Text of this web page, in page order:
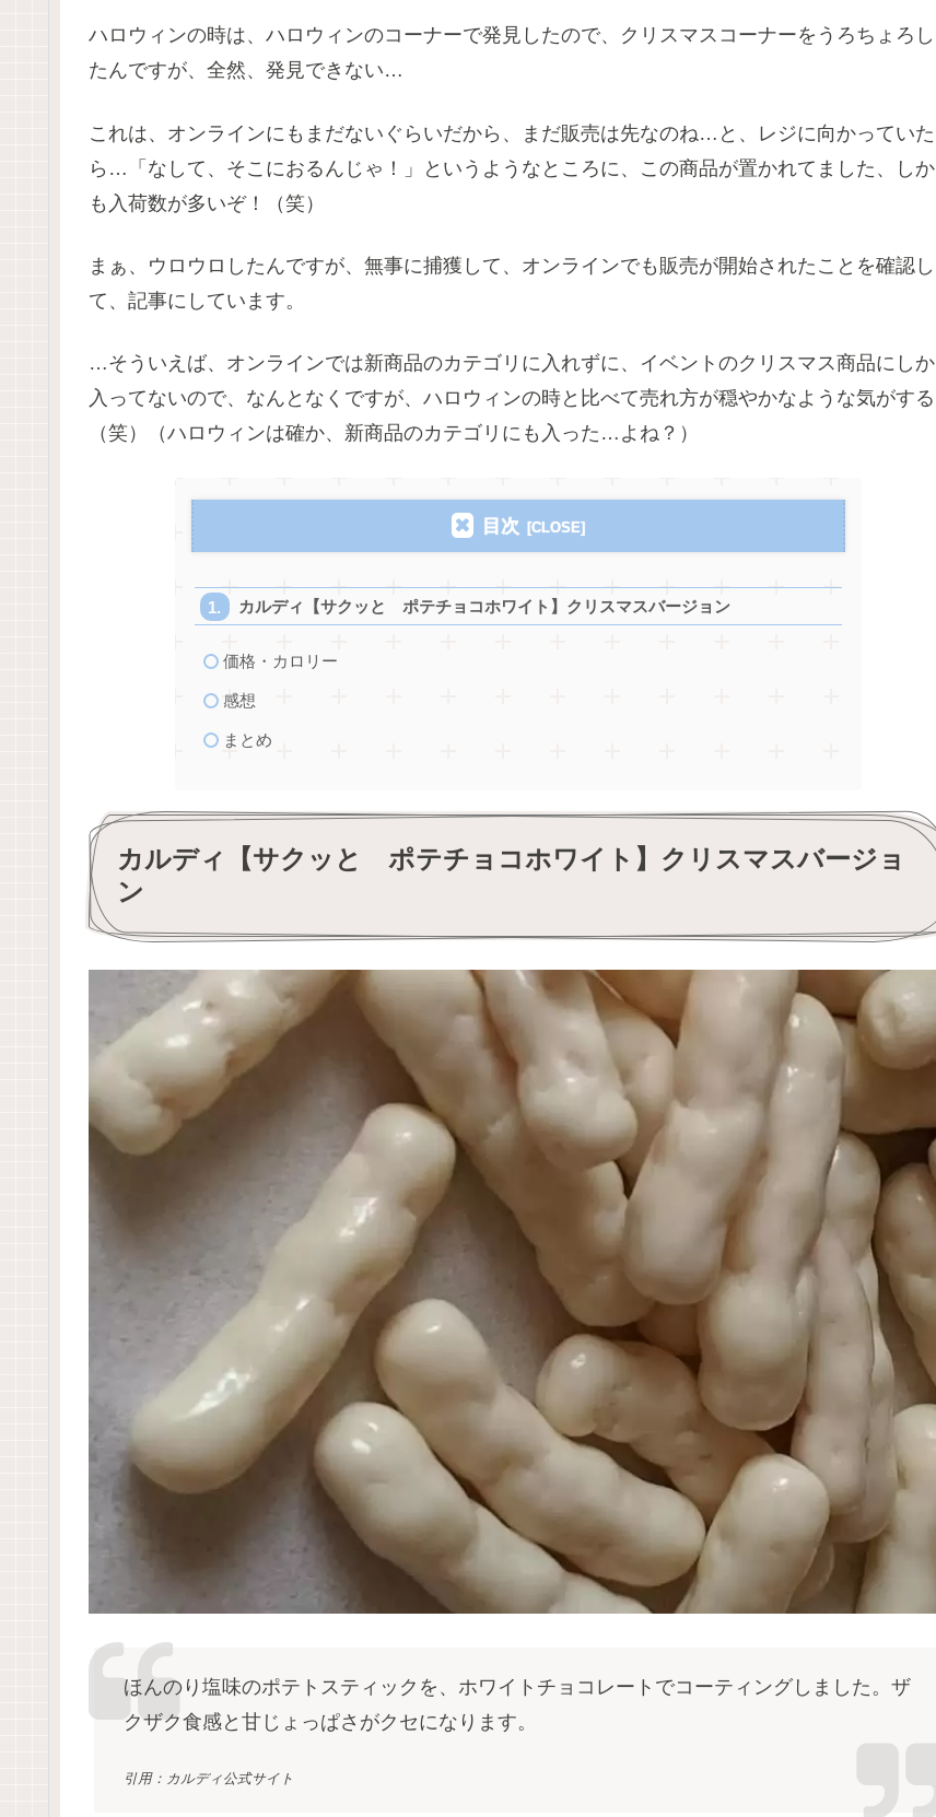
ハロウィンの時は、ハロウィンのコーナーで発見したので、クリスマスコーナーをうろちょろし
たんですが、全然、発見できない…
これは、オンラインにもまだないぐらいだから、まだ販売は先なのね…と、レジに向かっていた
ら…「なして、そこにおるんじゃ！」というようなところに、この商品が置かれてました、しか
も入荷数が多いぞ！（笑）
まぁ、ウロウロしたんですが、無事に捕獲して、オンラインでも販売が開始されたことを確認し
て、記事にしています。
…そういえば、オンラインでは新商品のカテゴリに入れずに、イベントのクリスマス商品にしか
入ってないので、なんとなくですが、ハロウィンの時と比べて売れ方が穏やかなような気がする
（笑）（ハロウィンは確か、新商品のカテゴリにも入った…よね？）
目次
カルディ【サクッと ポテチョコホワイト】クリスマスバージョン
価格・カロリー
感想
まとめ
カルディ【サクッと ポテチョコホワイト】クリスマスバージョ
ン
ほんのり塩味のポテトスティックを、ホワイトチョコレートでコーティングしました。ザ
クザク食感と甘じょっぱさがクセになります。
引用：カルディ公式サイト